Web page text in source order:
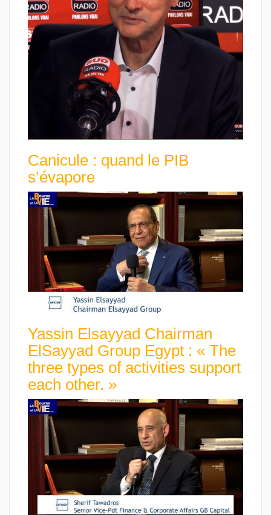
Canicule : quand le PIB
s’évapore
Yassin Elsayyad Chairman
ElSayyad Group Egypt : « The
three types of activities support
each other. »